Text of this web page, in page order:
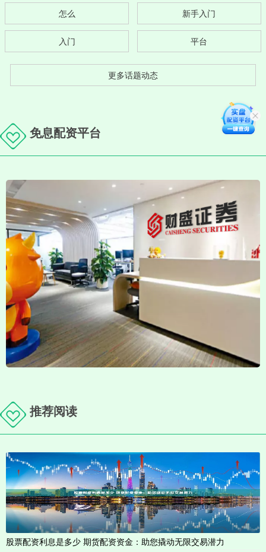
怎么 新手入门
入门 平台
更多话题动态
免息配资平台
推荐阅读
股票配资利息是多少 期货配资资金：助您撬动无限交易潜力